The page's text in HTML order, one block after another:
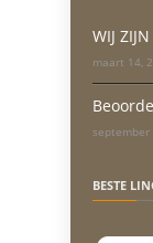
WIJ
maart 14,
september
BESTE